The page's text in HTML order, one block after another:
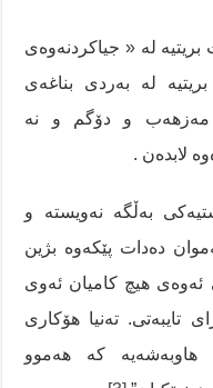
ساڵی ١٩٠٥ دەیڵێت بریتیە لە « جیاکردنەوەی
لە بەردی بناغەی
مەزهەب و دۆگم و نە
لابدەن .
بەڵگە نەویستە و
دەدات پێکەوە بژین
ئەوەی هیچ کامیان ئەوی
تایبەتی. تەنیا هۆکاری
هاوبەشەیە کە هەموو